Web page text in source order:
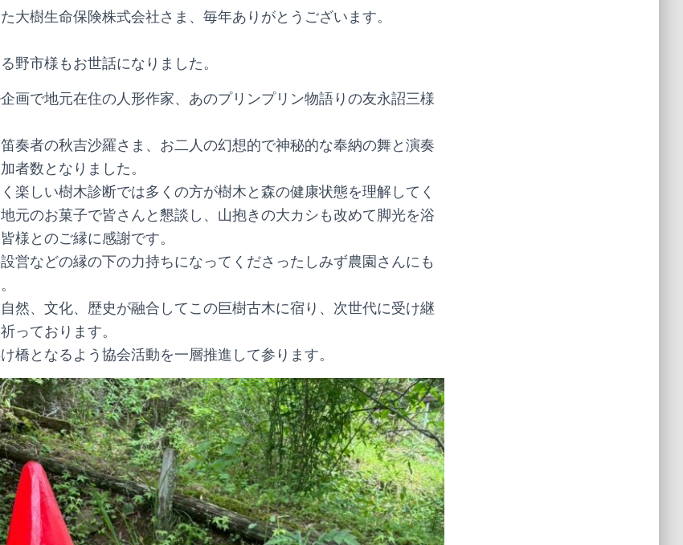
大樹生命保険株式会社さま、毎年ありがとうございます。
野市様もお世話になりました。
画で地元在住の人形作家、あのプリンプリン物語りの友永詔三様
奏者の秋吉沙羅さま、お二人の幻想的で神秘的な奉納の舞と演奏
者数となりました。
楽しい樹木診断では多くの方が樹木と森の健康状態を理解してく
元のお菓子で皆さんと懇談し、山抱きの大カシも改めて脚光を浴
様とのご縁に感謝です。
営などの縁の下の力持ちになってくださったしみず農園さんにも
然、文化、歴史が融合してこの巨樹古木に宿り、次世代に受け継
っております。
橋となるよう協会活動を一層推進して参ります。